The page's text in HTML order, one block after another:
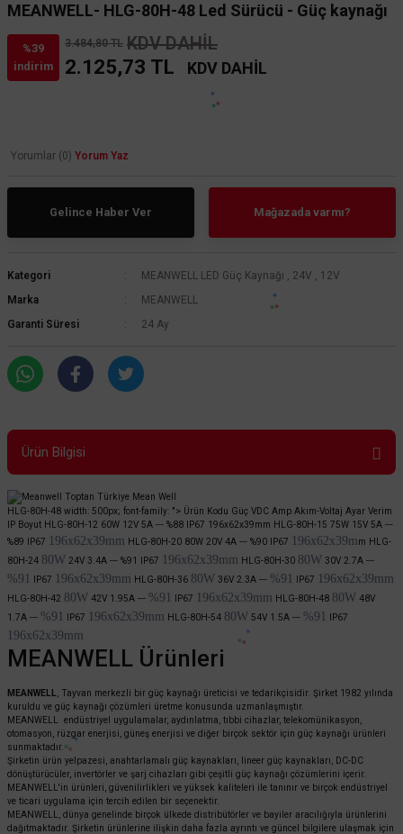
MEANWELL- HLG-80H-48 Led Sürücü - Güç kaynağı
%39
indirim
3.484,80 TL KDV DAHİL
2.125,73 TL KDV DAHİL
Yorumlar (0) Yorum Yaz
Gelince Haber Ver Mağazada varmı?
Kategori MEANWELL LED Güç Kaynağı , 24V , 12V
Marka
MEANWELL
Garanti Süresi
24 Ay
Ürün Bilgisi
HLG-80H-48 width: 500px; font-family: "> Ürün Kodu Güç VDC Amp Akım-Voltaj Ayar Verim
IP Boyut HLG-80H-12 60W 12V 5A --- %88 IP67 196x62x39mm HLG-80H-15 75W 15V 5A ---
%89
IP67 196x62x39mm HLG-80H-20 80W 20V 4A --- %90 IP67 196x62x39mm HLG-
80H-24 80W 24V 3.4A --- %91 IP67 196x62x39mm HLG-80H-30 80W 30V 2.7A ---
%91 IP67 196x62x39mm HLG-80H-36 80W 36V 2.3A --- %91 IP67 196x62x39mm
HLG-80H-42 80W 42V 1.95A --- %91 IP67 196x62x39mm HLG-80H-48 80W 48V
1.7A --- %91 IP67 196x62x39mm HLG-80H-54 80W 54V 1.5A --- %91 IP67
196x62x39mm
MEANWELL Ürünleri
MEANWELL
, Tayvan merkezli bir güç kaynağı üreticisi ve tedarikçisidir. Şirket 1982 yılında
kuruldu ve güç kaynağı çözümleri üretme konusunda uzmanlaşmıştır.
MEANWELL endüstriyel uygulamalar, aydınlatma, tıbbi cihazlar, telekomünikasyon,
otomasyon, rüzgar enerjisi, güneş enerjisi ve diğer birçok sektör için güç kaynağı ürünleri
sunmaktadır.
Şirketin ürün yelpazesi, anahtarlamalı güç kaynakları, lineer güç kaynakları, DC-DC
dönüştürücüler, invertörler ve şarj cihazları gibi çeşitli güç kaynağı çözümlerini içerir.
MEANWELL'in ürünleri, güvenilirlikleri ve yüksek kaliteleri ile tanınır ve birçok endüstriyel
ve ticari uygulama için tercih edilen bir seçenektir.
MEANWELL, dünya genelinde birçok ülkede distribütörler ve bayiler aracılığıyla ürünlerini
dağıtmaktadır. Şirketin ürünlerine ilişkin daha fazla ayrıntı ve güncel bilgilere ulaşmak için